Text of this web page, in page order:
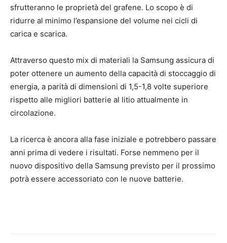
sfrutteranno le proprietà del grafene. Lo scopo è di
ridurre al minimo l’espansione del volume nei cicli di
carica e scarica.
Attraverso questo mix di materiali la Samsung assicura di
poter ottenere un aumento della capacità di stoccaggio di
energia, a parità di dimensioni di 1,5-1,8 volte superiore
rispetto alle migliori batterie al litio attualmente in
circolazione.
La ricerca è ancora alla fase iniziale e potrebbero passare
anni prima di vedere i risultati. Forse nemmeno per il
nuovo dispositivo della Samsung previsto per il prossimo
potrà essere accessoriato con le nuove batterie.